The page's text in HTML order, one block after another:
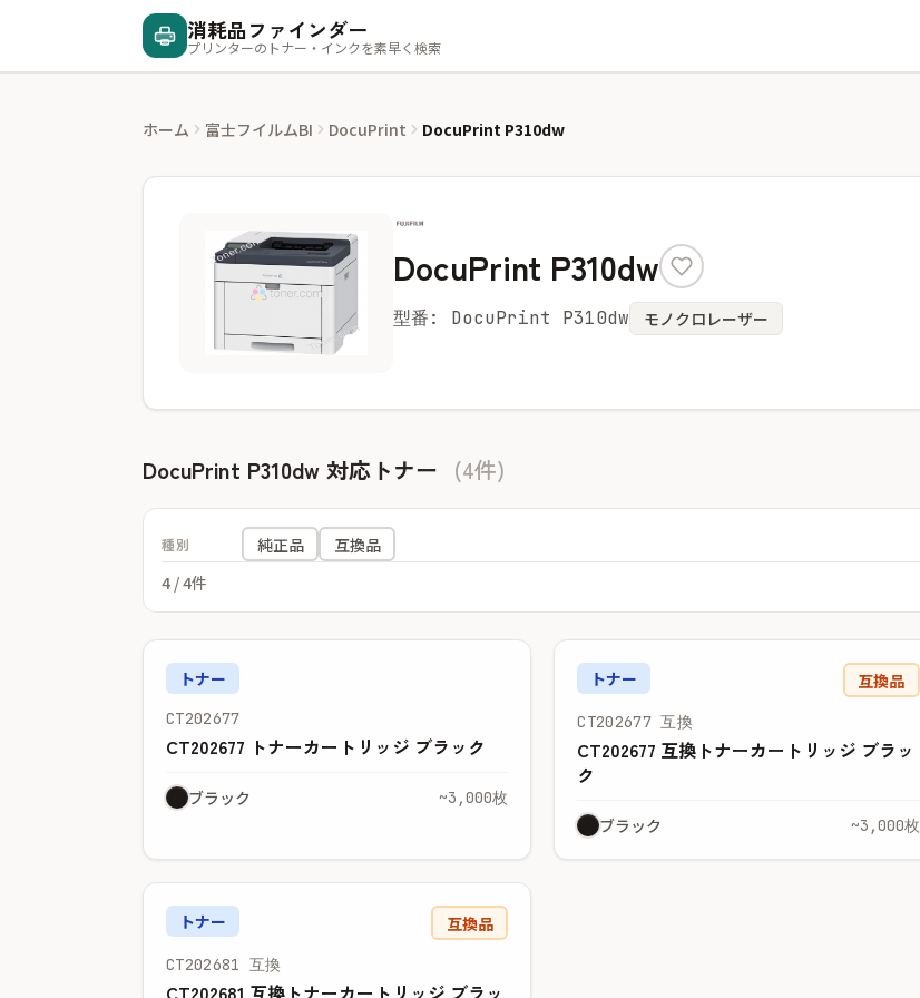
消耗品ファインダー
プリンターのトナー・インクを素早く検索
ホーム 富士フイルムBI DocuPrint DocuPrint P310dw
DocuPrint P310dw
型番: DocuPrint P310dw モノクロレーザー
DocuPrint P310dw 対応トナー (4件)
種別 純正品
互換品
4 / 4件
トナー
CT202677
CT202677 トナーカートリッジ ブラック
ブラック ~3,000枚
トナー 互換品
CT202677 互換
CT202677 互換トナーカートリッジ ブラッ
ク
ブラック ~3,000枚
トナー 互換品
CT202681 互換
CT202681 互換トナーカートリッジ ブラッ